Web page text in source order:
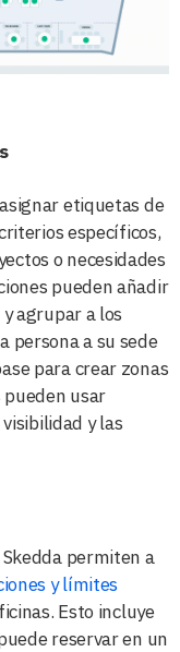
etiquetas de
específicos,
o necesidades
pueden añadir
agrupar a los
persona a su sede
para crear zonas
pueden usar
y las
permiten a
y límites
Esto incluye
reservar en un